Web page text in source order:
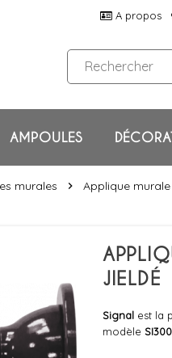
A propos
AMPOULES
murales chevron_right Applique
JIELDÉ
Signalest la
modèle SI300